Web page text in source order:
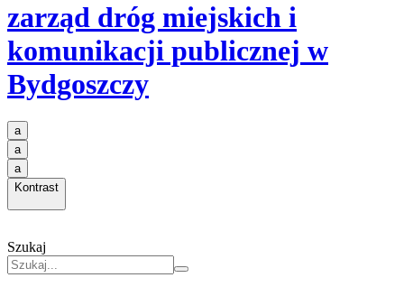
zarząd dróg miejskich i
komunikacji publicznej w
Bydgoszczy
a
a
a
Kontrast
Szukaj